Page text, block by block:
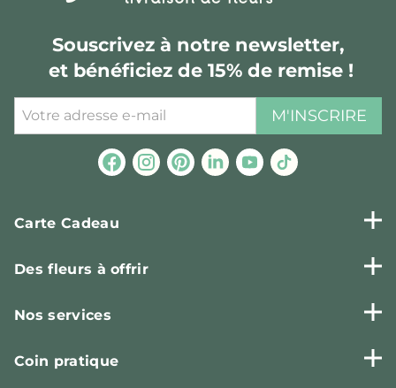
Souscrivez à notre newsletter,
et bénéficiez de 15% de remise !
M'INSCRIRE
Carte Cadeau
Des fleurs à offrir
Nos services
Coin pratique